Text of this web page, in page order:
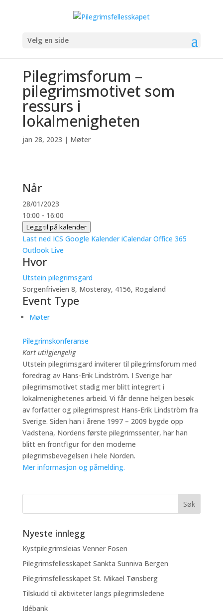
Velg en side
Pilegrimsforum –
pilegrimsmotivet som
ressurs i
lokalmenigheten
jan 28, 2023 | Møter
Når
28/01/2023
10:00 - 16:00
Legg til på kalender
Last ned ICS Google Kalender iCalendar Office 365
Outlook Live
Hvor
Utstein pilegrimsgard
Sorgenfriveien 8, Mosterøy, 4156, Rogaland
Event Type
Møter
Pilegrimskonferanse
Kart utilgjengelig
Utstein pilegrimsgard inviterer til pilegrimsforum med
foredrag av Hans-Erik Lindström. I Sverige har
pilegrimsmotivet stadig mer blitt integrert i
lokalmenighetenes arbeid. Vi får denne helgen besøk
av forfatter og pilegrimsprest Hans-Erik Lindström fra
Sverige. Siden han i årene 1997 – 2009 bygde opp
Vadstena, Nordens første pilegrimssenter, har han
blitt en frontfigur for den moderne
pilegrimsbevegelsen i hele Norden.
Mer informasjon og påmelding.
Nyeste innlegg
Kystpilegrimsleias Venner Fosen
Pilegrimsfellesskapet Sankta Sunniva Bergen
Pilegrimsfellesskapet St. Mikael Tønsberg
Tilskudd til aktiviteter langs pilegrimsledene
Idébank